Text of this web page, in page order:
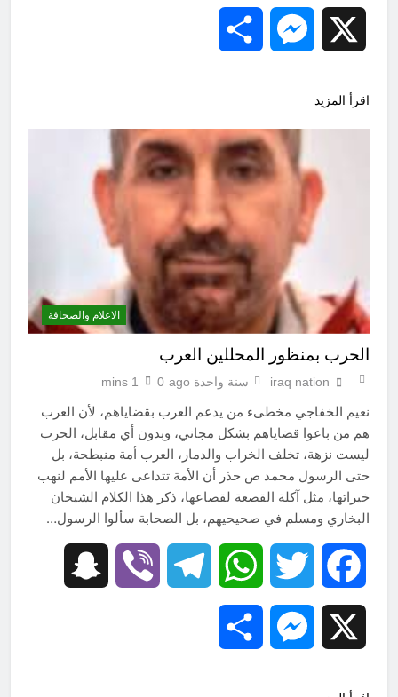
Messenger
اقرأ المزيد
الاعلام والصحافة
الحرب بمنظور المحللين العرب
iraq nation سنة واحدة ago 0
1 mins
نعيم الخفاجي مخطىء من يدعم العرب بقضاياهم، لأن العرب
هم من باعوا قضاياهم بشكل مجاني، وبدون أي مقابل، الحرب
ليست نزهة، تخلف الخراب والدمار، العرب أمة منبطحة، بل
حتى الرسول محمد ص حذر أن الأمة تتداعى عليها الأمم لنهب
خيراتها، مثل آكلة القصعة لقصاعها، ذكر هذا الكلام الشيخان
البخاري ومسلم في صحيحيهم، بل الصحابة سألوا الرسول…
Facebook
Twitter
WhatsApp
Telegram
Viber
Messenger